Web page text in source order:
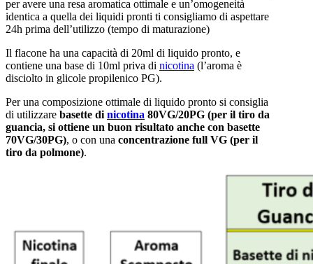
per avere una resa aromatica ottimale e un’omogeneità
identica a quella dei liquidi pronti ti consigliamo di aspettare
24h prima dell’utilizzo (tempo di maturazione)
Il flacone ha una capacità di 20ml di liquido pronto, e
contiene una base di 10ml priva di nicotina (l’aroma è
disciolto in glicole propilenico PG).
Per una composizione ottimale di liquido pronto si consiglia
di utilizzare basette di nicotina 80VG/20PG (per il tiro da
guancia, si ottiene un buon risultato anche con basette
70VG/30PG), o con una concentrazione full VG (per il
tiro da polmone).